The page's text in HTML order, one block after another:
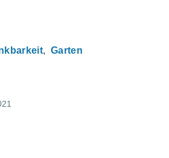
Garten